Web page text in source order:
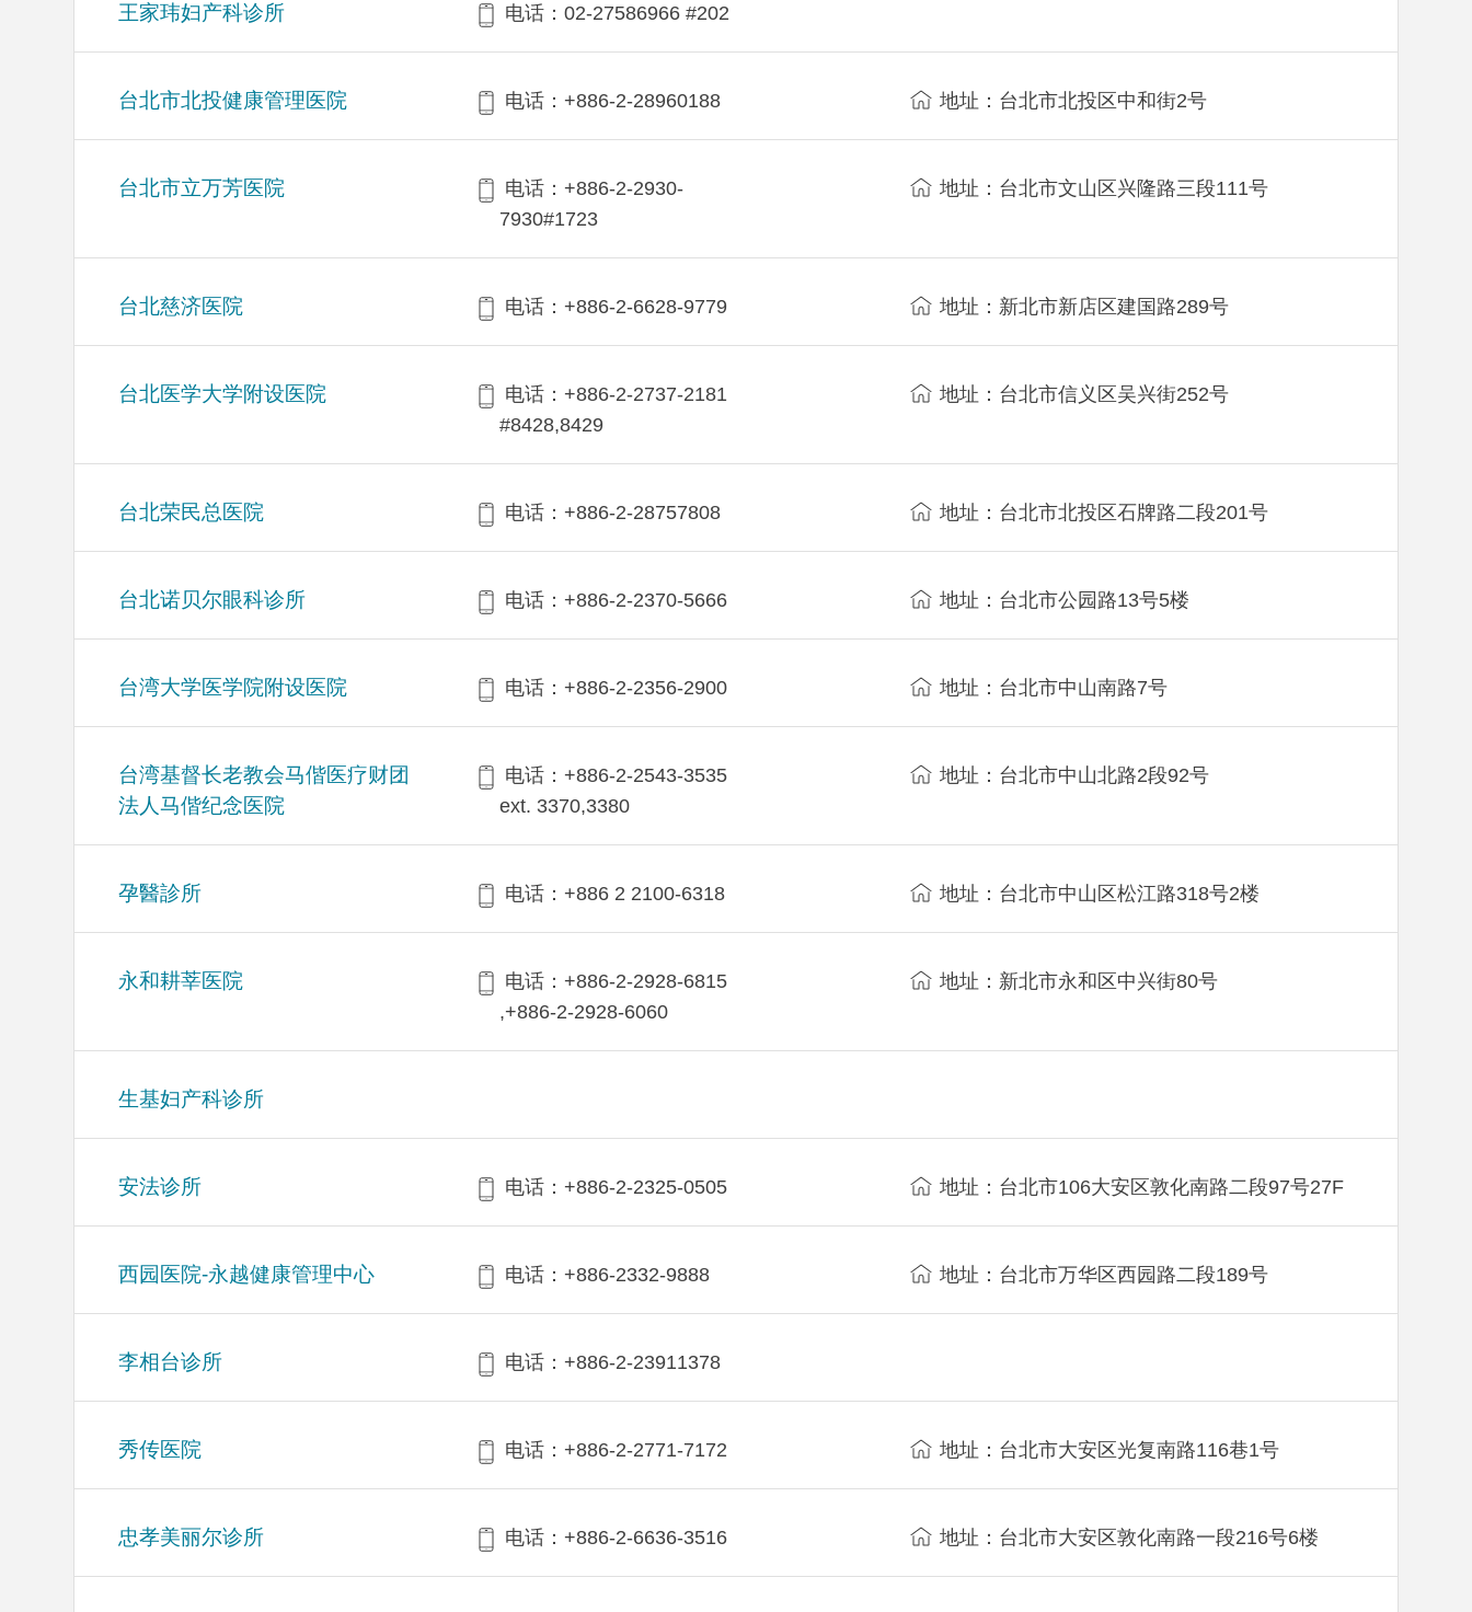
王家玮妇产科诊所 电话：02-27586966 #202
台北市北投健康管理医院 电话：+886-2-28960188 地址：台北市北投区中和街2号
台北市立万芳医院
电话：+886-2-2930-
7930#1723
地址：台北市文山区兴隆路三段111号
台北慈济医院 电话：+886-2-6628-9779 地址：新北市新店区建国路289号
台北医学大学附设医院
电话：+886-2-2737-2181
#8428,8429
地址：台北市信义区吴兴街252号
台北荣民总医院 电话：+886-2-28757808 地址：台北市北投区石牌路二段201号
台北诺贝尔眼科诊所 电话：+886-2-2370-5666 地址：台北市公园路13号5楼
台湾大学医学院附设医院 电话：+886-2-2356-2900 地址：台北市中山南路7号
台湾基督长老教会马偕医疗财团
法人马偕纪念医院
电话：+886-2-2543-3535
ext. 3370,3380
地址：台北市中山北路2段92号
孕醫診所 电话：+886 2 2100-6318 地址：台北市中山区松江路318号2楼
永和耕莘医院
电话：+886-2-2928-6815
,+886-2-2928-6060
地址：新北市永和区中兴街80号
生基妇产科诊所
安法诊所 电话：+886-2-2325-0505 地址：台北市106大安区敦化南路二段97号27F
西园医院-永越健康管理中心 电话：+886-2332-9888 地址：台北市万华区西园路二段189号
李相台诊所 电话：+886-2-23911378
秀传医院 电话：+886-2-2771-7172 地址：台北市大安区光复南路116巷1号
忠孝美丽尔诊所 电话：+886-2-6636-3516 地址：台北市大安区敦化南路一段216号6楼